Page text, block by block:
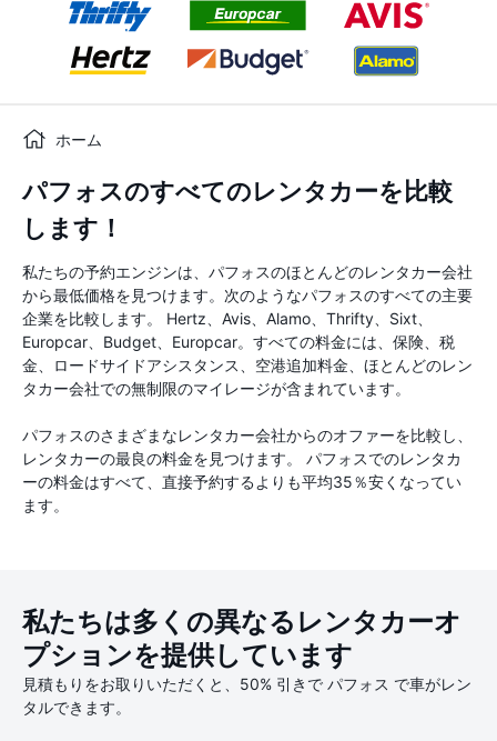
ホーム
パフォスのすべてのレンタカーを比較
します！
私たちの予約エンジンは、パフォスのほとんどのレンタカー会社
から最低価格を見つけます。次のようなパフォスのすべての主要
企業を比較します。 Hertz、Avis、Alamo、Thrifty、Sixt、
Europcar、Budget、Europcar。すべての料金には、保険、税
金、ロードサイドアシスタンス、空港追加料金、ほとんどのレン
タカー会社での無制限のマイレージが含まれています。
パフォスのさまざまなレンタカー会社からのオファーを比較し、
レンタカーの最良の料金を見つけます。 パフォスでのレンタカ
ーの料金はすべて、直接予約するよりも平均35％安くなってい
ます。
私たちは多くの異なるレンタカーオ
プションを提供しています
見積もりをお取りいただくと、50% 引きで パフォス で車がレン
タルできます。